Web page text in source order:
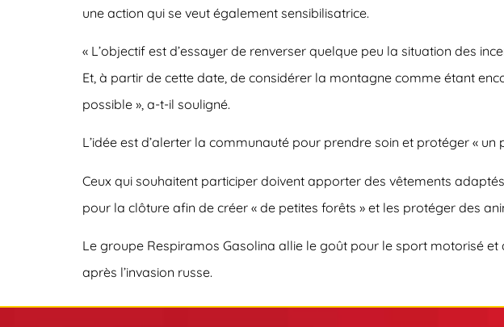
une action qui se veut également sensibilisatrice.
« L’objectif est d’essayer de renverser quelque peu la situation des
Et, à partir de cette date, de considérer la montagne comme étant
possible », a-t-il souligné.
L’idée est d’alerter la communauté pour prendre soin et protéger «
Ceux qui souhaitent participer doivent apporter des vêtements
pour la clôture afin de créer « de petites forêts » et les protéger des
Le groupe Respiramos Gasolina allie le goût pour le sport motorisé
après l’invasion russe.